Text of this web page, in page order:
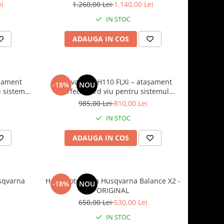
1.260,00 Lei1.140,00 Lei
IN STOC
ADAUGA IN COS
-18% NOU
Husqvarna DH110 FLXi – atașament
foarfecă gard viu pentru sistemul
modular 110iL FLXi
985,00 Lei810,00 Lei
IN STOC
ADAUGA IN COS
-18% NOU
Ham motocoasa Husqvarna Balance X2 -
ORIGINAL
650,00 Lei530,00 Lei
IN STOC